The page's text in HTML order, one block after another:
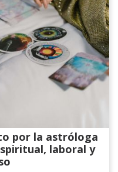
por la astróloga
laboral y